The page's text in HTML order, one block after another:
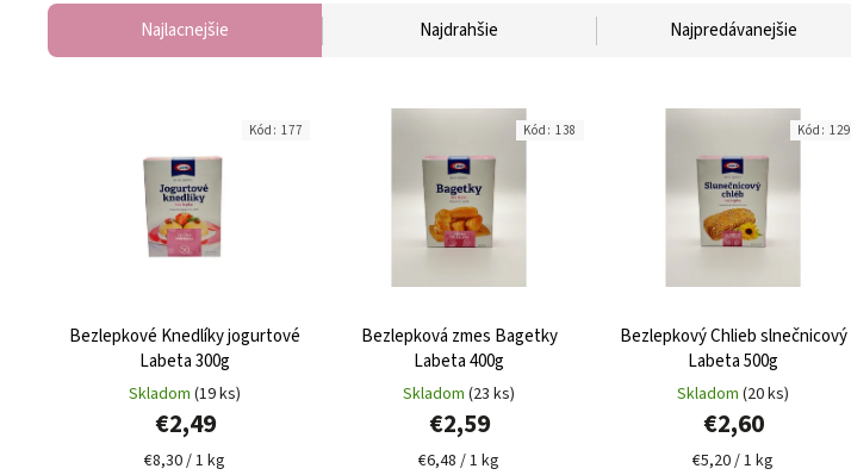
Najlacnejšie Najdrahšie Najpredávanejšie
Bezlepkové Knedlíky jogurtové
Labeta 300g
Skladom (19 ks)
€2,49
€8,30 / 1 kg
Kód: 177
Bezlepková zmes Bagetky
Labeta 400g
Skladom (23 ks)
€2,59
€6,48 / 1 kg
Kód: 138
Bezlepkový Chlieb slnečnicový
Labeta 500g
Skladom (20 ks)
€2,60
€5,20 / 1 kg
Kód: 129